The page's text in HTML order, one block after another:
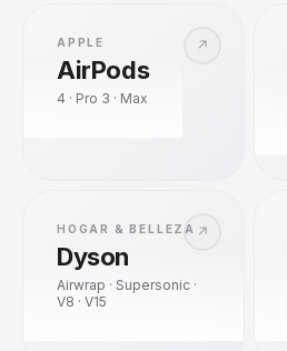
↗
APPLE
AirPods
4 · Pro 3 · Max
↗
HOGAR & BELLEZA
Dyson
Airwrap · Supersonic ·
V8 · V15